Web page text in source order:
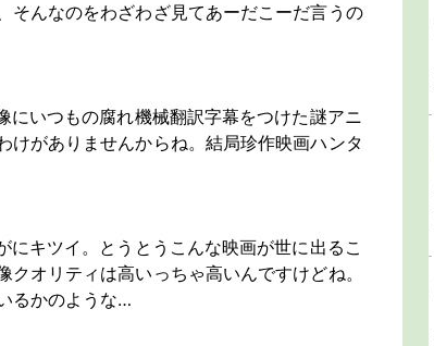
そんなのをわざわざ見てあーだこーだ言うの
にいつもの腐れ機械翻訳字幕をつけた謎アニ
けがありませんからね。結局珍作映画ハンタ
にキツイ。とうとうこんな映画が世に出るこ
オリティは高いっちゃ高いんですけどね。
るかのような…